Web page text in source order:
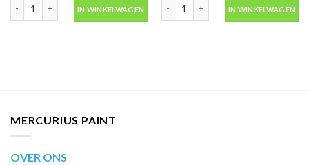
IN WINKELWAGEN IN WINKELWAGEN
MERCURIUS PAINT
OVER ONS